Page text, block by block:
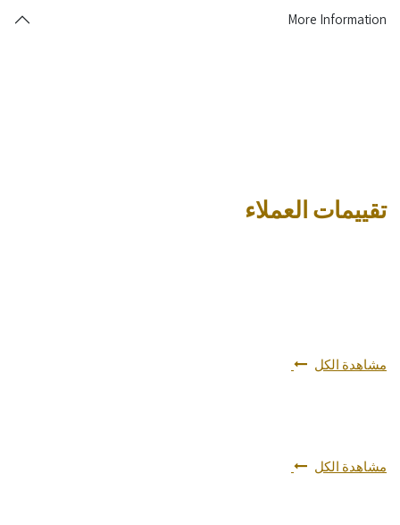
More Information
تقييمات العملاء
مشاهدة الكل
مشاهدة الكل